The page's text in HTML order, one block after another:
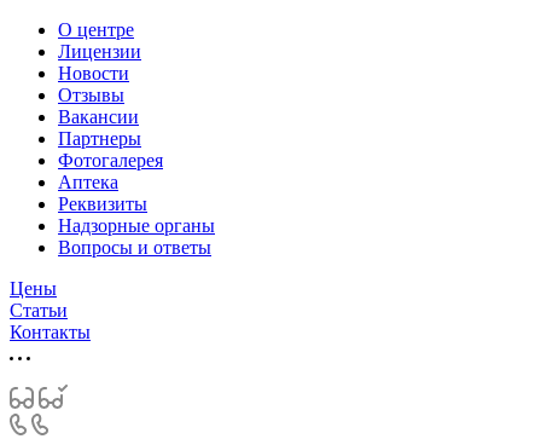
О центре
Лицензии
Новости
Отзывы
Вакансии
Партнеры
Фотогалерея
Аптека
Реквизиты
Надзорные органы
Вопросы и ответы
Цены
Статьи
Контакты